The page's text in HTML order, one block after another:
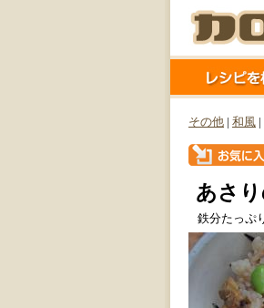
その他 和風
あさ
鉄分たっぷ